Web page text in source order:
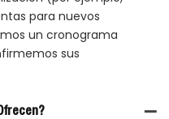
para nuevos
un cronograma
sus